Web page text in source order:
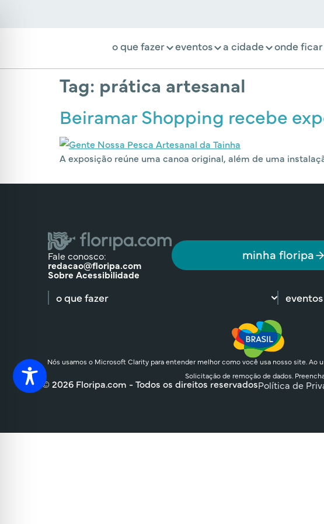
o que fazer eventos a cidade onde ficar
Tag: prática artesanal
Beiramar Shopping recebe
A exposição reúne uma canoa original, além de uma
Fale conosco:
redacao@floripa.com
Sobre Acessibilidade
minha floripa
o que fazer eventos
Nós usamos o Microsoft Clarity para entender melhor como você usa nosso site.
Solicitação de remoção de dados.
© 2026 Floripa.com - Todos os direitos reservadosPolítica de